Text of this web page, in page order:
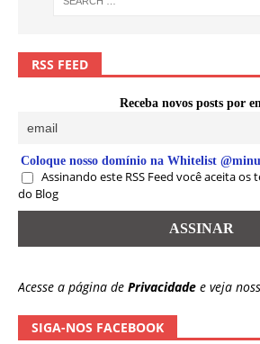
RSS FEED
Receba novos posts por
Coloque nosso domínio na Whitelist
Assinando este RSS Feed você aceita
do Blog
Acesse a página de Privacidade e veja
SIGA-NOS FACEBOOK